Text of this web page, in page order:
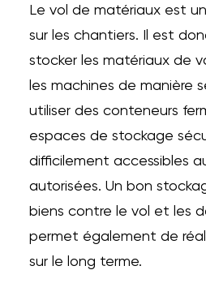
Le vol de matériaux est
sur les chantiers. Il est
stocker les matériaux de
les machines de manière
utiliser des conteneurs
espaces de stockage
difficilement accessibles
autorisées. Un bon
biens contre le vol et les
permet également de
sur le long terme.